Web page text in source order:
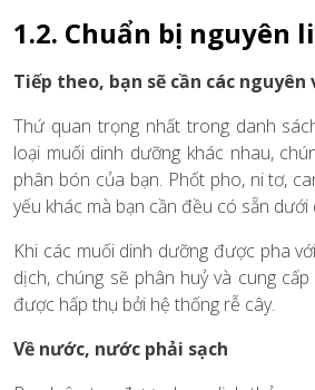
1.2. Chuẩn bị nguyên
Tiếp theo, bạn sẽ cần các nguyên
Thứ quan trọng nhất trong danh
loại muối dinh dưỡng khác nhau,
phân bón của bạn. Phốt pho, ni tơ,
yếu khác mà bạn cần đều có sẵn dưới
Khi các muối dinh dưỡng được pha
dịch, chúng sẽ phân huỷ và cung
được hấp thụ bởi hệ thống rễ cây.
Về nước, nước phải sạch